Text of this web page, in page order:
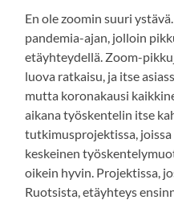
En ole zoomin suuri
pandemia-ajan, jolloin
etäyhteydellä. Zoom-
luova ratkaisu, ja itse
mutta koronakausi
aikana työskentelin itse
tutkimusprojektissa,
keskeinen
oikein hyvin. Projektissa,
Ruotsista, etäyhteys